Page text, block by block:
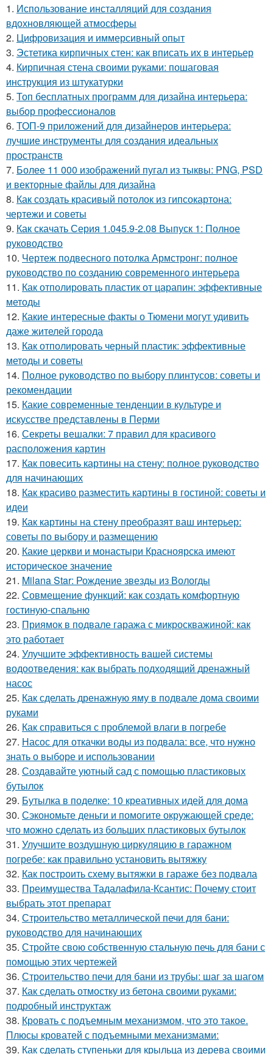
1. Использование инсталляций для создания
вдохновляющей атмосферы
2. Цифровизация и иммерсивный опыт
3. Эстетика кирпичных стен: как вписать их в интерьер
4. Кирпичная стена своими руками: пошаговая
инструкция из штукатурки
5. Топ бесплатных программ для дизайна интерьера:
выбор профессионалов
6. ТОП-9 приложений для дизайнеров интерьера:
лучшие инструменты для создания идеальных
пространств
7. Более 11 000 изображений пугал из тыквы: PNG, PSD
и векторные файлы для дизайна
8. Как создать красивый потолок из гипсокартона:
чертежи и советы
9. Как скачать Серия 1.045.9-2.08 Выпуск 1: Полное
руководство
10. Чертеж подвесного потолка Армстронг: полное
руководство по созданию современного интерьера
11. Как отполировать пластик от царапин: эффективные
методы
12. Какие интересные факты о Тюмени могут удивить
даже жителей города
13. Как отполировать черный пластик: эффективные
методы и советы
14. Полное руководство по выбору плинтусов: советы и
рекомендации
15. Какие современные тенденции в культуре и
искусстве представлены в Перми
16. Секреты вешалки: 7 правил для красивого
расположения картин
17. Как повесить картины на стену: полное руководство
для начинающих
18. Как красиво разместить картины в гостиной: советы и
идеи
19. Как картины на стену преобразят ваш интерьер:
советы по выбору и размещению
20. Какие церкви и монастыри Красноярска имеют
историческое значение
21. Milana Star: Рождение звезды из Вологды
22. Совмещение функций: как создать комфортную
гостиную-спальню
23. Приямок в подвале гаража с микроскважиной: как
это работает
24. Улучшите эффективность вашей системы
водоотведения: как выбрать подходящий дренажный
насос
25. Как сделать дренажную яму в подвале дома своими
руками
26. Как справиться с проблемой влаги в погребе
27. Насос для откачки воды из подвала: все, что нужно
знать о выборе и использовании
28. Создавайте уютный сад с помощью пластиковых
бутылок
29. Бутылка в поделке: 10 креативных идей для дома
30. Сэкономьте деньги и помогите окружающей среде:
что можно сделать из больших пластиковых бутылок
31. Улучшите воздушную циркуляцию в гаражном
погребе: как правильно установить вытяжку
32. Как построить схему вытяжки в гараже без подвала
33. Преимущества Тадалафила-Ксантис: Почему стоит
выбрать этот препарат
34. Строительство металлической печи для бани:
руководство для начинающих
35. Стройте свою собственную стальную печь для бани с
помощью этих чертежей
36. Строительство печи для бани из трубы: шаг за шагом
37. Как сделать отмостку из бетона своими руками:
подробный инструктаж
38. Кровать с подъемным механизмом, что это такое.
Плюсы кроватей с подъемными механизмами:
39. Как сделать ступеньки для крыльца из дерева своими